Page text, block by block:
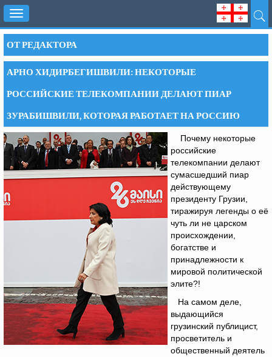
Toggle
navigation
ОТ РЕДАКТОРА
АРНО ХИДИРБЕГИШВИЛИ: НЕКОТОРЫЕ
РОССИЙСКИЕ ТЕЛЕКОМПАНИИ ДЕЛАЮТ ПИАР
ЗУРАБИШВИЛИ, КОТОРАЯ РАБОТАЕТ НА РОССИЮ
Почему некоторые
российские
телекомпании делают
сумасшедший пиар
действующему
президенту Грузии,
тиражируя легенды о её
чуть ли не царском
происхождении,
богатстве и
принадлежности к
мировой политической
элите?!
На самом деле,
выдающийся
грузинский публицист,
просветитель и
общественный деятель